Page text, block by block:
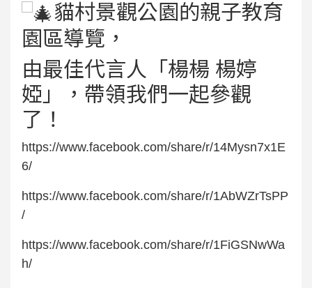
貓村景觀公園的親子教育
園區導覽，
由最佳代言人「楊楊 楊婷
婭」，帶領我們一起參觀
了！
https://www.facebook.com/share/r/14Mysn7x1E
6/
https://www.facebook.com/share/r/1AbWZrTsPP
/
https://www.facebook.com/share/r/1FiGSNwWa
h/